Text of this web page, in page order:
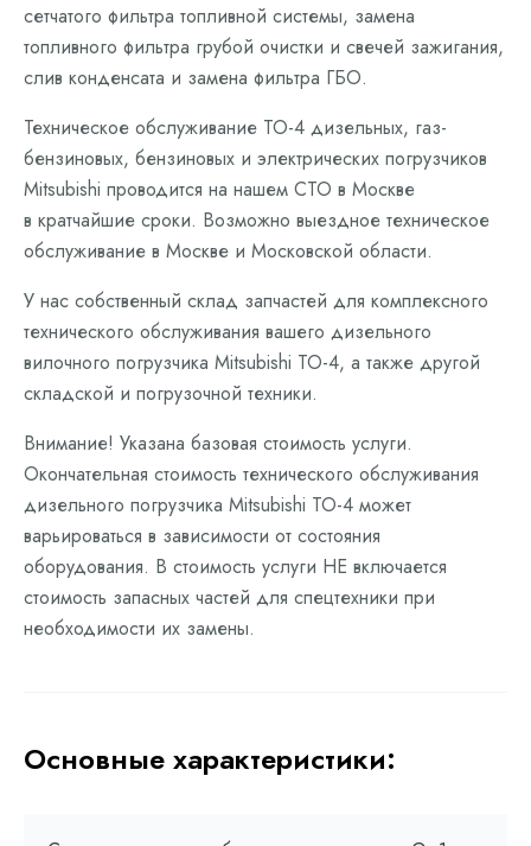
сетчатого фильтра топливной системы, замена
топливного фильтра грубой очистки и свечей зажигания,
слив конденсата и замена фильтра ГБО.
Техническое обслуживание ТО-4 дизельных, газ-
бензиновых, бензиновых и электрических погрузчиков
Mitsubishi проводится на нашем СТО в Москве
в кратчайшие сроки. Возможно выездное техническое
обслуживание в Москве и Московской области.
У нас собственный склад запчастей для комплексного
технического обслуживания вашего дизельного
вилочного погрузчика Mitsubishi ТО-4, а также другой
складской и погрузочной техники.
Внимание! Указана базовая стоимость услуги.
Окончательная стоимость технического обслуживания
дизельного погрузчика Mitsubishi ТО-4 может
варьироваться в зависимости от состояния
оборудования. В стоимость услуги НЕ включается
стоимость запасных частей для спецтехники при
необходимости их замены.
Основные характеристики: